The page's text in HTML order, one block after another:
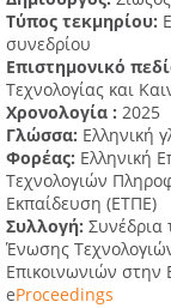
Τύπος τεκμηρίου:
συνεδρίου
Επιστημονικό
Τεχνολογίας και
Χρονολογία : 2025
Γλώσσα: Ελληνική
Φορέας: Ελληνική
Τεχνολογιών
Εκπαίδευση (ΕΤΠΕ)
Συλλογή: Συνέδρια
Ένωσης
Επικοινωνιών
eProceedings